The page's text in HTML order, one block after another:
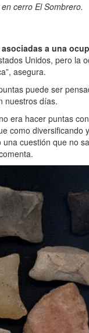
cerro El Sombrero.
a una
Unidos, pero la
asegura.
puede ser
nuestros días.
era hacer puntas
como diversificando
cuestión que no